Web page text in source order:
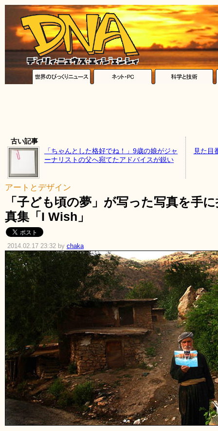
古い記事
「ちゃんとした格好でね！」9歳の娘がジャ
ーナリストの父へ宛てたアドバイスが鋭い
見た目
アートとデザイン
「子ども頃の夢」が写った写真を手
真集「I Wish」
2014.02.17 23:32 by chaka